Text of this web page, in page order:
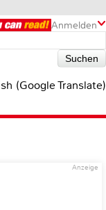
Anmelden
(Google Translate)
Anzeige